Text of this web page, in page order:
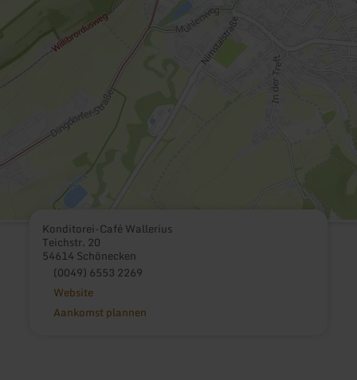
Konditorei-Café Wallerius
Teichstr. 20
54614 Schönecken
(0049) 6553 2269
Website
Aankomst plannen